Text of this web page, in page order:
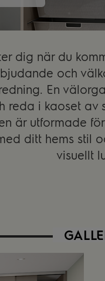
dig när du
och
En
reda i kaoset av
är utformade
ditt hems stil
visuellt